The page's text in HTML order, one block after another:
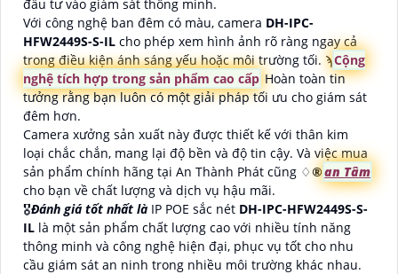
đầu tư vào giám sát thông minh.
Với công nghệ ban đêm có màu, camera DH-IPC-
HFW2449S-S-IL cho phép xem hình ảnh rõ ràng ngay cả
trong điều kiện ánh sáng yếu hoặc môi trường tối. ϡCộng
nghệ tích hợp trong sản phẩm cao cấp Hoàn toàn tin
tưởng rằng bạn luôn có một giải pháp tối ưu cho giám sát
đêm hơn.
Camera xưởng sản xuất này được thiết kế với thân kim
loại chắc chắn, mang lại độ bền và độ tin cậy. Và việc mua
sản phẩm chính hãng tại An Thành Phát cũng ♢ ®️an Tâm
cho bạn về chất lượng và dịch vụ hậu mãi.
🎖️Đánh giá tốt nhất là IP POE sắc nét DH-IPC-HFW2449S-S-
IL là một sản phẩm chất lượng cao với nhiều tính năng
thông minh và công nghệ hiện đại, phục vụ tốt cho nhu
cầu giám sát an ninh trong nhiều môi trường khác nhau.